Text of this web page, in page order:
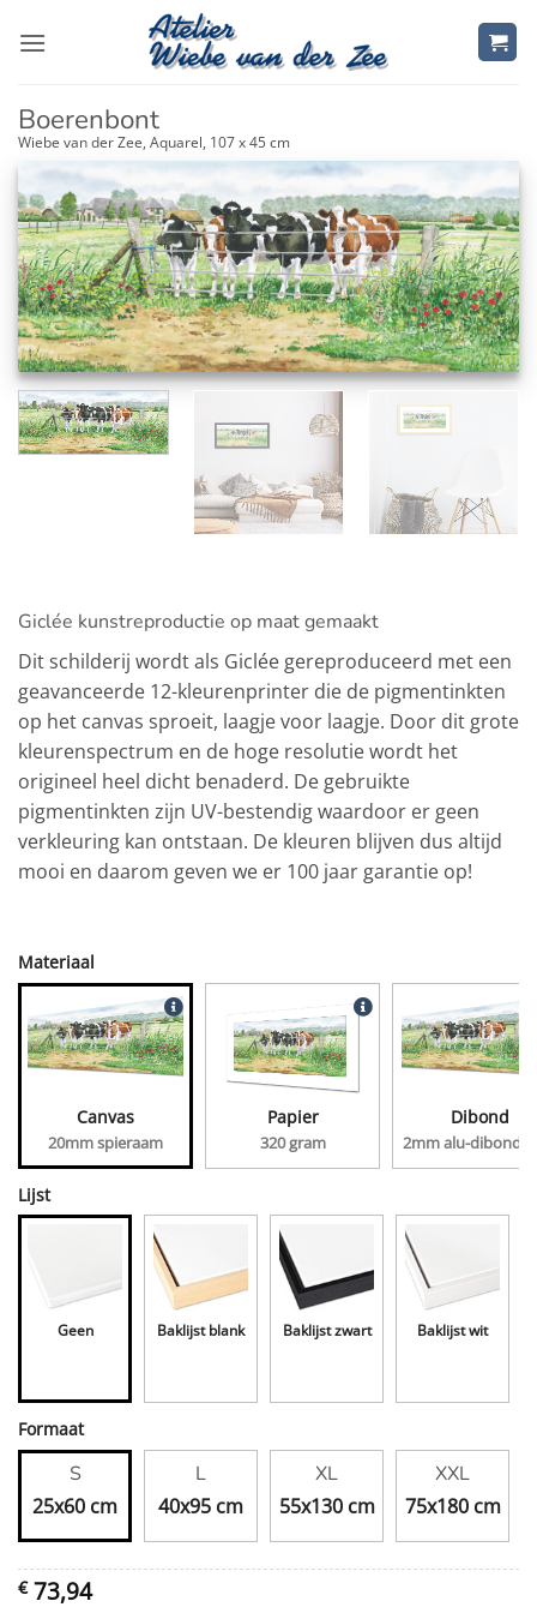
naar
Boerenbont
Wiebe van der Zee, Aquarel, 107 x 45 cm
Giclée kunstreproductie op maat gemaakt
Dit schilderij wordt als Giclée gereproduceerd met een
geavanceerde 12-kleurenprinter die de pigmentinkten
op het canvas sproeit, laagje voor laagje. Door dit grote
kleurenspectrum en de hoge resolutie wordt het
origineel heel dicht benaderd. De gebruikte
pigmentinkten zijn UV-bestendig waardoor er geen
verkleuring kan ontstaan. De kleuren blijven dus altijd
mooi en daarom geven we er 100 jaar garantie op!
Materiaal
Canvas
20mm spieraam
Papier
320 gram
Dibond
2mm alu-dibond,
Lijst
Geen Baklijst blank Baklijst zwart Baklijst wit
Formaat
S
25x60 cm
L
40x95 cm
XL
55x130 cm
XXL
75x180 cm
€73,94